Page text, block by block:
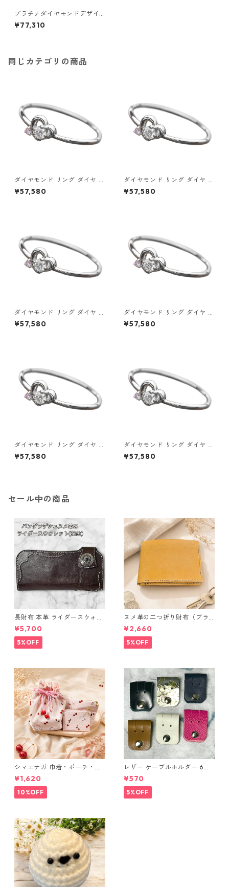
プラチナダイヤモンドデザイ
ンリング3型 ウェビングハート
19号 指輪 ジュエリー アクセサ
¥77,310
同じカテゴリの商品
ダイヤモンド リング ダイヤ ア
イスブルーダイヤ 合計0.06ct
8.5号 プラチナ Pt950 ハート
¥57,580
ダイヤモンド リング ダイヤ ア
イスブルーダイヤ 合計0.06ct
9号 プラチナ Pt950 ハートモ
¥57,580
ダイヤモンド リング ダイヤ ア
イスブルーダイヤ 合計0.06ct
9.5号 プラチナ Pt950 ハート
¥57,580
ダイヤモンド リング ダイヤ ア
イスブルーダイヤ 合計0.06ct
10号 プラチナ Pt950 ハート
¥57,580
ダイヤモンド リング ダイヤ ア
イスブルーダイヤ 合計0.06ct
10.5号 プラチナ Pt950 ハート
¥57,580
ダイヤモンド リング ダイヤ ア
イスブルーダイヤ 合計0.06ct
11号 プラチナ Pt950 ハートモ
¥57,580
セール中の商品
長財布 本革 ライダースウォレ
ット 国産 ヌメ革 ブラウン バ
ングラデシュ l175 レザー 革財
布 ハンドメイド 経年変化
¥5,700
5%OFF
ヌメ革の二つ折り財布（ブラ
ウン系）
¥2,660
5%OFF
シマエナガ 巾着・ポーチ・ミ
ニポーチ(カード収納にも) ３
点セット さくらんぼ柄×淡いピ
ンク
¥1,620
10%OFF
レザー ケーブルホルダー 6個
セット
¥570
5%OFF